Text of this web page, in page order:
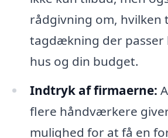
rådgivning om, hvilken
tagdækning der passer
hus og din budget.
Indtryk af firmaerne:
flere håndværkere
mulighed for at få en